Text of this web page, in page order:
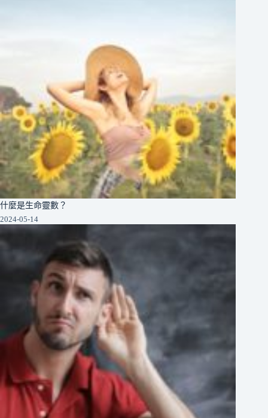
什麼是生命靈數？
2024-05-14